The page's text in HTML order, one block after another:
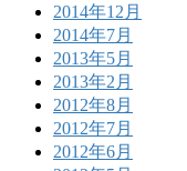
2014年12月
2014年7月
2013年5月
2013年2月
2012年8月
2012年7月
2012年6月